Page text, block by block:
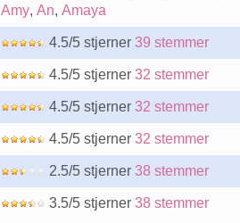
Amy, An, Amaya
4.5/5 stjerner 39 stemmer
4.5/5 stjerner 32 stemmer
4.5/5 stjerner 32 stemmer
4.5/5 stjerner 32 stemmer
2.5/5 stjerner 38 stemmer
3.5/5 stjerner 38 stemmer